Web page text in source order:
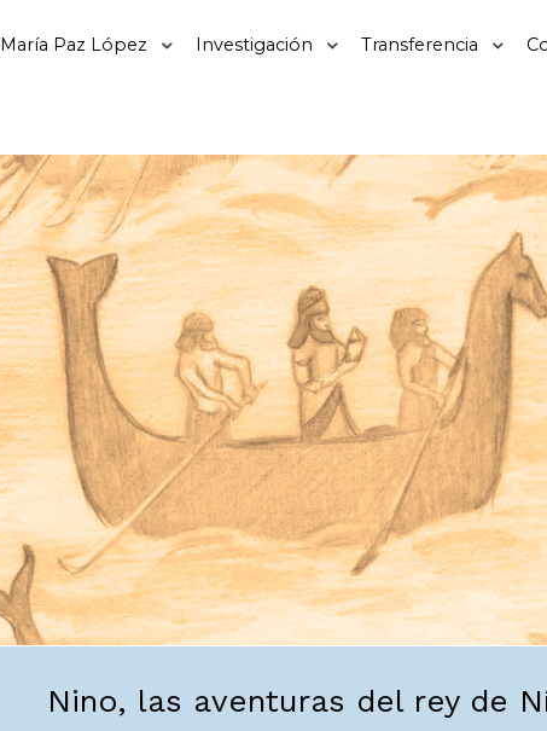
María Paz López Investigación Transferencia
Nino, las aventuras del rey de